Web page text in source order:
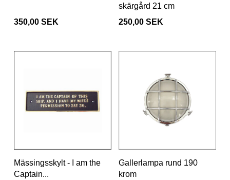
350,00 SEK
skärgård 21 cm
250,00 SEK
Mässingsskylt - I am the
Captain...
Gallerlampa rund 190
krom